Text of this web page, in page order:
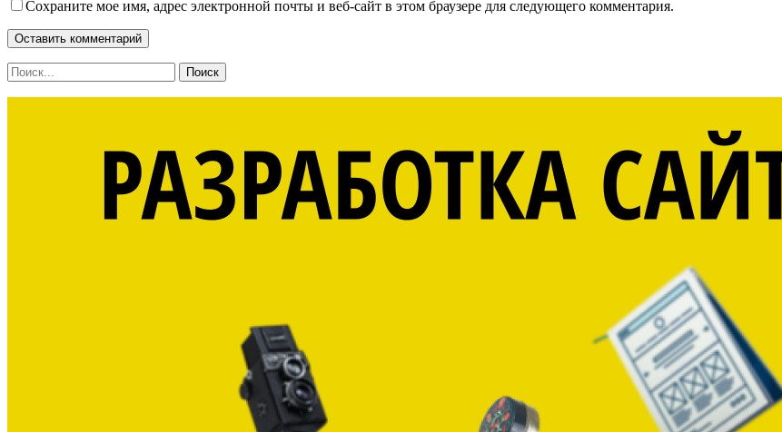
Сохраните мое имя, адрес электронной почты и веб-сайт в этом браузере для следующего комментария.